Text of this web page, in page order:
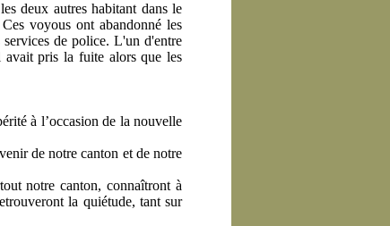
deux autres habitant dans le
voyous ont abandonné les
de police. L'un d'entre
pris la fuite alors que les
à l’occasion de la nouvelle
de notre canton et de notre
notre canton, connaîtront à
la quiétude, tant sur